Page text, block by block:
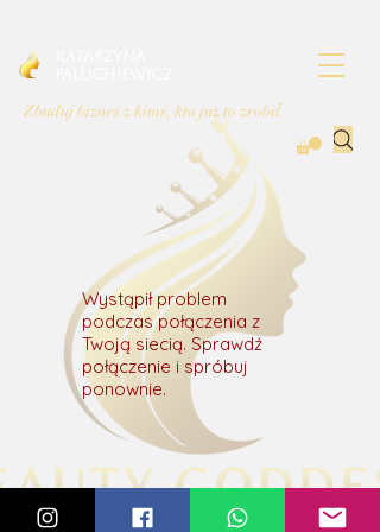
Zbuduj biznes z kimś, kto już to zrobił.
Wystąpił problem
podczas połączenia z
Twoją siecią. Sprawdź
połączenie i spróbuj
ponownie.